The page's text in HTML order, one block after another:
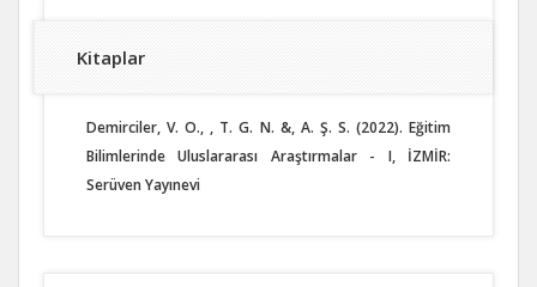
Kitaplar
Demirciler, V. O., , T. G. N. &, A. Ş. S. (2022). Eğitim
Bilimlerinde Uluslararası Araştırmalar - I, İZMİR:
Serüven Yayınevi